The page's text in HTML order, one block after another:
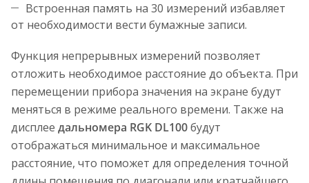
Встроенная память на 30 измерений избавляет
от необходимости вести бумажные записи.
Функция непрерывных измерений позволяет
отложить необходимое расстояние до объекта. При
перемещении прибора значения на экране будут
меняться в режиме реального времени. Также на
дисплее дальномера RGK DL100будут
отображаться минимальное и максимальное
расстояние, что поможет для определения точной